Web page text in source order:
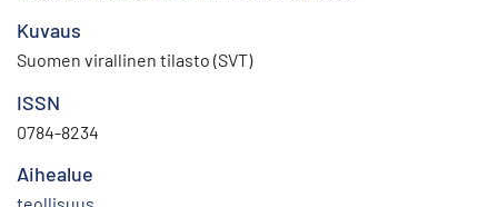
Kuvaus
Suomen virallinen tilasto (SVT)
ISSN
0784-8234
Aihealue